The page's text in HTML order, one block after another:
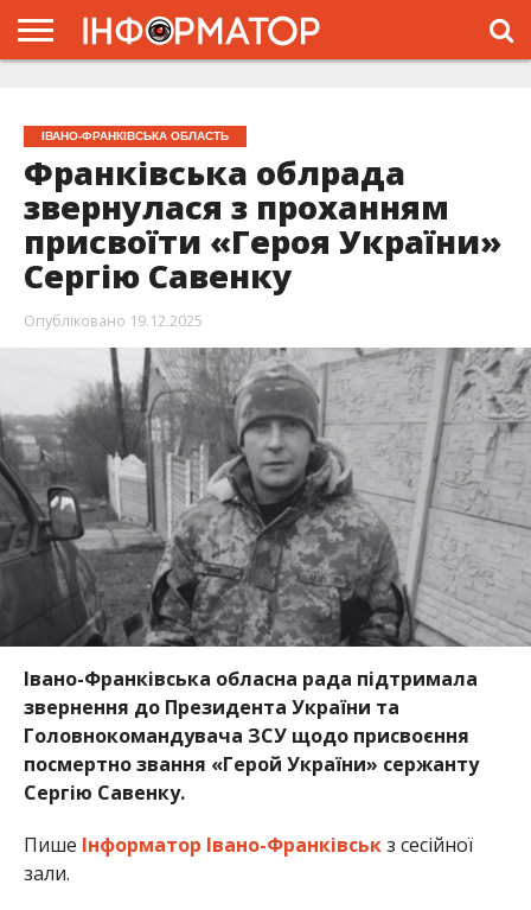
ІВАНО-ФРАНКІВСЬКА ОБЛАСТЬ
Франківська облрада
звернулася з проханням
присвоїти «Героя України»
Сергію Савенку
Опубліковано 19.12.2025
Івано-Франківська обласна рада підтримала
звернення до Президента України та
Головнокомандувача ЗСУ щодо присвоєння
посмертно звання «Герой України» сержанту
Сергію Савенку.
Пише Інформатор Івано-Франківськз сесійної
зали.